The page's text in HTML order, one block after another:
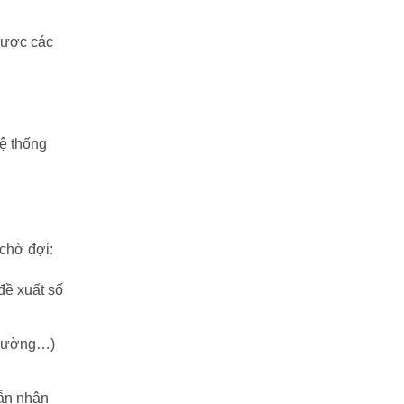
các
thống
đợi:
xuất số
nhân